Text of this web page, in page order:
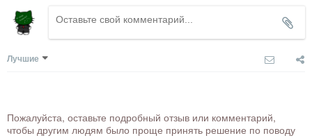
Лучшие
Пожалуйста, оставьте подробный отзыв или комментарий,
чтобы другим людям было проще принять решение по поводу